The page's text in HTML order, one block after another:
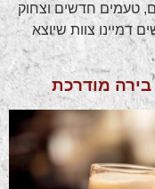
טעמים חדשים וצחוק
דמיינו צוות שיוצא
מודרכת